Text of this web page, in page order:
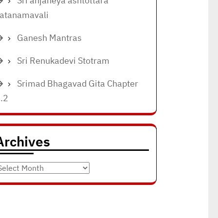
Ganesh Mantras
Sri Renukadevi Stotram
Srimad Bhagavad Gita Chapter